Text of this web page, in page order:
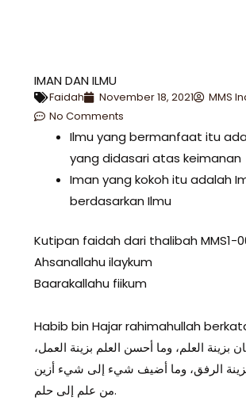
IMAN DAN ILMU
Faidah November 18, 2021
MMS
No Comments
Ilmu yang bermanfaat itu
yang didasari atas keimanan
Iman yang kokoh itu adalah
berdasarkan Ilmu
Kutipan faidah dari thalibah MMS1-
Ahsanallahu ilaykum
Baarakallahu fiikum
Habib bin Hajar rahimahullah
بزينة العلم، وما أحسن العلم بزينة العمل،
الرفق، وما أضيف شيء إلى شيء أزين
من علم إلى حلم.